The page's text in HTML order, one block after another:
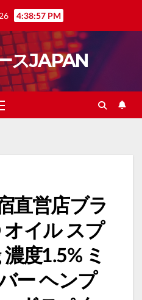
4:38:58 PM
スJAPAN
直営店ブラ
オイル スプ
度1.5% ミ
ー ヘンプ